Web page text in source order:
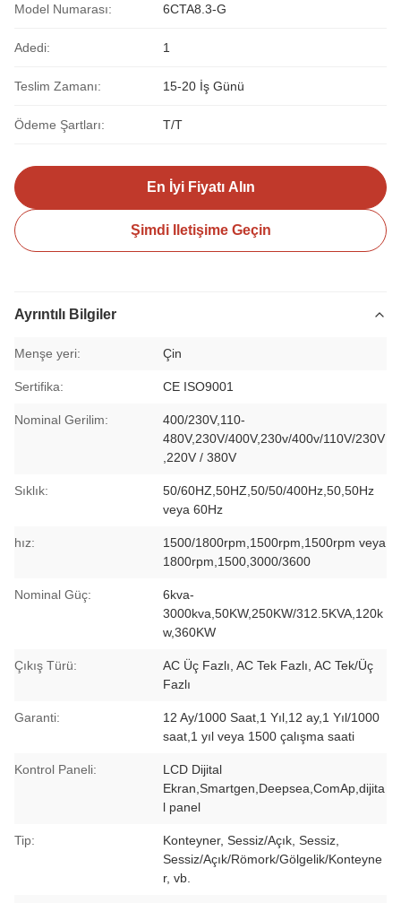
Model Numarası: 6CTA8.3-G
Adedi: 1
Teslim Zamanı: 15-20 İş Günü
Ödeme Şartları: T/T
En İyi Fiyatı Alın
Şimdi Iletişime Geçin
Ayrıntılı Bilgiler
Menşe yeri: Çin
Sertifika: CE ISO9001
Nominal Gerilim:
400/230V,110-
480V,230V/400V,230v/400v/110V/230V
,220V / 380V
Sıklık:
50/60HZ,50HZ,50/50/400Hz,50,50Hz
veya 60Hz
hız:
1500/1800rpm,1500rpm,1500rpm veya
1800rpm,1500,3000/3600
Nominal Güç:
6kva-
3000kva,50KW,250KW/312.5KVA,120k
w,360KW
Çıkış Türü:
AC Üç Fazlı, AC Tek Fazlı, AC Tek/Üç
Fazlı
Garanti:
12 Ay/1000 Saat,1 Yıl,12 ay,1 Yıl/1000
saat,1 yıl veya 1500 çalışma saati
Kontrol Paneli:
LCD Dijital
Ekran,Smartgen,Deepsea,ComAp,dijita
l panel
Tip:
Konteyner, Sessiz/Açık, Sessiz,
Sessiz/Açık/Römork/Gölgelik/Konteyne
r, vb.